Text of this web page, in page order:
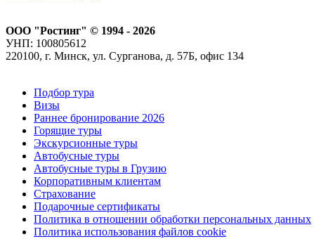
ООО "Ростинг" © 1994 - 2026
УНП: 100805612
220100, г. Минск, ул. Сурганова, д. 57Б, офис 134
Подбор тура
Визы
Раннее бронирование 2026
Горящие туры
Экскурсионные туры
Автобусные туры
Автобусные туры в Грузию
Корпоративным клиентам
Страхование
Подарочные сертификаты
Политика в отношении обработки персональных данных
Политика использования файлов cookie